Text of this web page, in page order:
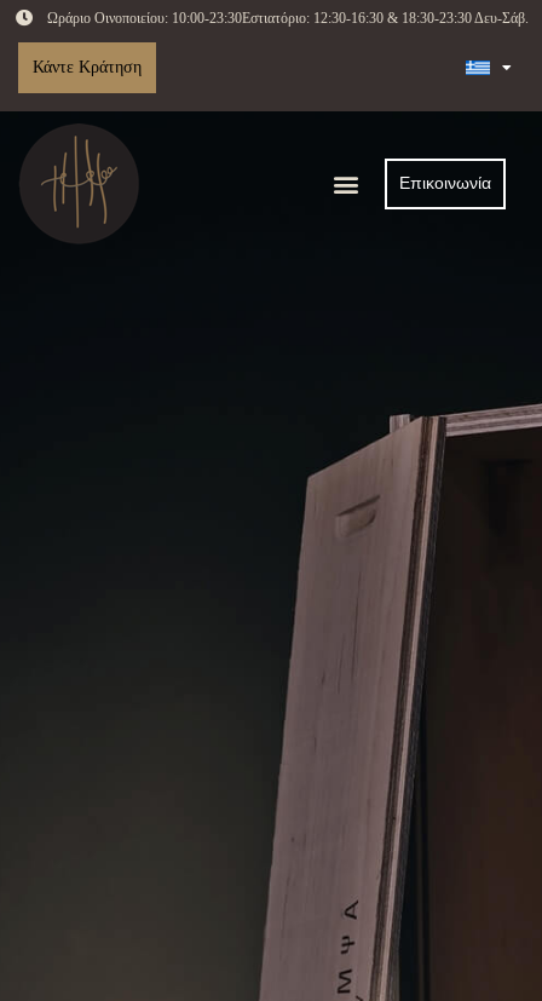
Ωράριο Οινοποιείου: 10:00-23:30Εστιατόριο: 12:30-16:30 & 18:30-23:30 Δευ-Σάβ.
Κάντε Κράτηση
Επικοινωνία